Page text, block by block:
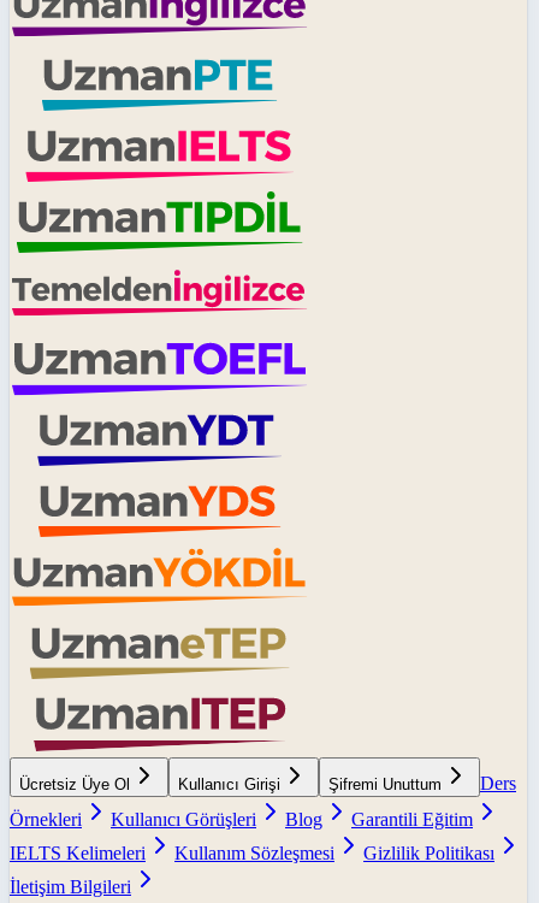
Ücretsiz Üye Ol Kullanıcı Girişi Şifremi Unuttum
Ders
Örnekleri
Kullanıcı Görüşleri Blog
Garantili Eğitim
IELTS Kelimeleri
Kullanım Sözleşmesi
Gizlilik Politikası
İletişim Bilgileri